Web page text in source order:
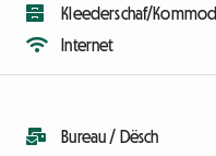
Kleederschaf/Kommod
Internet
Bureau / Dësch